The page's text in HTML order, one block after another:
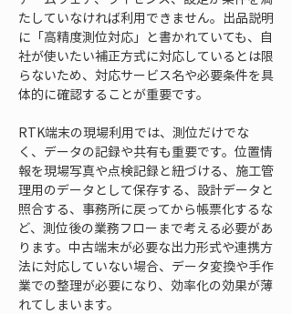
たしていなければ利用できません。出品説明
に「高精度測位対応」と書かれていても、自
社が使いたい補正方式に対応しているとは限
らないため、対応サービス名や必要条件を具
体的に確認することが重要です。
RTK端末の現場利用では、測位だけでな
く、データの記録や共有も重要です。位置情
報を現場写真や点検記録と紐づける、施工管
理用のデータとして保存する、設計データと
照合する、事務所に戻ってから帳票化するな
ど、測位後の業務フローまで考える必要があ
ります。中古端末が必要な出力形式や連携方
法に対応していない場合、データ変換や手作
業での整理が必要になり、効率化の効果が薄
れてしまいます。